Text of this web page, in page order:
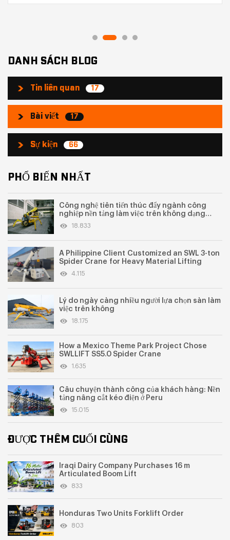
DANH SÁCH BLOG
Tin liên quan 17
Bài viết 17
Sự kiện 66
PHỔ BIẾN NHẤT
Công nghệ tiên tiến thúc đẩy ngành công
nghiệp nền tảng làm việc trên không dạng
nhện lên tầm cao mới
18.833
A Philippine Client Customized an SWL 3-ton
Spider Crane for Heavy Material Lifting
4.115
Lý do ngày càng nhiều người lựa chọn sàn làm
việc trên không
18.175
How a Mexico Theme Park Project Chose
SWLLIFT SS5.0 Spider Crane
1.635
Câu chuyện thành công của khách hàng: Nền
tảng nâng cắt kéo điện ở Peru
15.015
ĐƯỢC THÊM CUỐI CÙNG
Iraqi Dairy Company Purchases 16 m
Articulated Boom Lift
833
Honduras Two Units Forklift Order
803